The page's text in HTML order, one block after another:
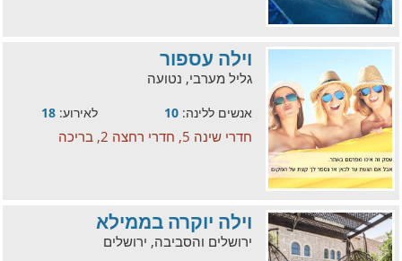
וילה עספור
גליל מערבי, נטועה
אנשים ללינה: 10 לאירוע: 18
חדרי שינה 5, חדרי רחצה 2, בריכה
וילה יוקרה בממילא
ירושלים והסביבה, ירושלים